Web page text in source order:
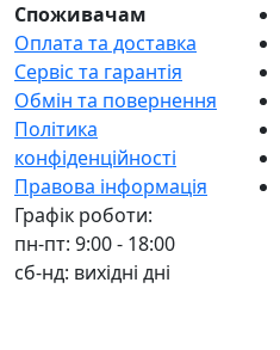
Споживачам
Оплата та доставка
Сервіс та гарантія
Обмін та повернення
Політика
конфіденційності
Правова інформація
Графік роботи:
пн-пт: 9:00 - 18:00
сб-нд: вихідні дні